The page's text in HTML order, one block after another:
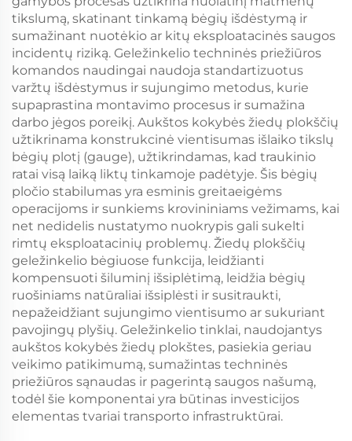
tikslumą, skatinant tinkamą bėgių išdėstymą ir
sumažinant nuotėkio ar kitų eksploatacinės saugos
incidentų riziką. Geležinkelio techninės priežiūros
komandos naudingai naudoja standartizuotus
varžtų išdėstymus ir sujungimo metodus, kurie
supaprastina montavimo procesus ir sumažina
darbo jėgos poreikį. Aukštos kokybės žiedų plokščių
užtikrinama konstrukcinė vientisumas išlaiko tikslų
bėgių plotį (gauge), užtikrindamas, kad traukinio
ratai visą laiką liktų tinkamoje padėtyje. Šis bėgių
pločio stabilumas yra esminis greitaeigėms
operacijoms ir sunkiems krovininiams vežimams, kai
net nedidelis nustatymo nuokrypis gali sukelti
rimtų eksploatacinių problemų. Žiedų plokščių
geležinkelio bėgiuose funkcija, leidžianti
kompensuoti šiluminį išsiplėtimą, leidžia bėgių
ruošiniams natūraliai išsiplėsti ir susitraukti,
nepažeidžiant sujungimo vientisumo ar sukuriant
pavojingų plyšių. Geležinkelio tinklai, naudojantys
aukštos kokybės žiedų plokštes, pasiekia geriau
veikimo patikimumą, sumažintas techninės
priežiūros sąnaudas ir pagerintą saugos našumą,
todėl šie komponentai yra būtinas investicijos
elementas tvariai transporto infrastruktūrai.